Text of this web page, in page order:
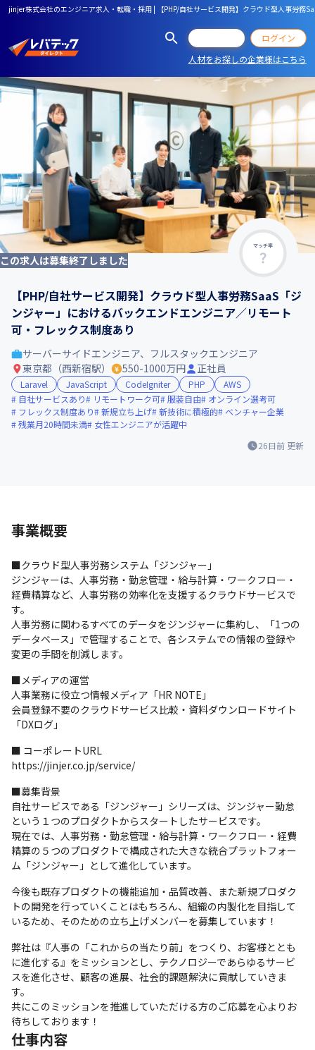
jinjer株式会社のエンジニア求人・転職・採用 | 【PHP/自社サービス開発】クラウド型人事労務
ログイン
人材をお探しの企業様はこちら
マッチ率
この求人は募集終了しました
【PHP/自社サービス開発】クラウド型人事労務SaaS「ジ
ンジャー」におけるバックエンドエンジニア／リモート
可・フレックス制度あり
26日前 更新
サーバーサイドエンジニア、フルスタックエンジニア
東京都（西新宿駅）
550-1000万円 正社員
Laravel JavaScript CodeIgniter PHP
AWS
自社サービスあり
リモートワーク可 服装自由
オンライン選考可
フレックス制度あり
新規立ち上げ 新技術に積極的
ベンチャー企業
残業月20時間未満
女性エンジニアが活躍中
事業概要
■クラウド型人事労務システム「ジンジャー」
ジンジャーは、人事労務・勤怠管理・給与計算・ワークフロー・
経費精算など、人事労務の効率化を支援するクラウドサービスで
す。
人事労務に関わるすべてのデータをジンジャーに集約し、「1つの
データベース」で管理することで、各システムでの情報の登録や
変更の手間を削減します。
■メディアの運営
人事業務に役立つ情報メディア「HR NOTE」
会員登録不要のクラウドサービス比較・資料ダウンロードサイト
「DXログ」
■ コーポレートURL
https://jinjer.co.jp/service/
■募集背景
自社サービスである「ジンジャー」シリーズは、ジンジャー勤怠
という１つのプロダクトからスタートしたサービスです。
現在では、人事労務・勤怠管理・給与計算・ワークフロー・経費
精算の５つのプロダクトで構成された大きな統合プラットフォー
ム「ジンジャー」として進化しています。
今後も既存プロダクトの機能追加・品質改善、また新規プロダク
トの開発を行っていくことはもちろん、組織の内製化を目指して
いるため、そのための立ち上げメンバーを募集しています！
弊社は『人事の「これからの当たり前」をつくり、お客様ととも
に進化する』をミッションとし、テクノロジーであらゆるサービ
スを進化させ、顧客の進展、社会的課題解決に貢献していきま
す。
共にこのミッションを推進していただける方のご応募を心よりお
待ちしております！
仕事内容